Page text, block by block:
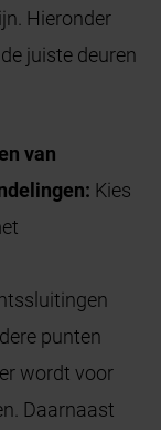
Hieronder
juiste deuren
van
Kies
punten
wordt voor
Daarnaast